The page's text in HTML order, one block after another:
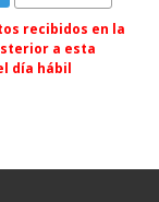
recibidos en la
a esta
día hábil